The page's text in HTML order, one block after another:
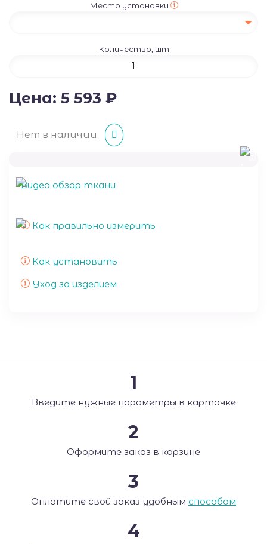
Место установки
Количество, шт
Цена: 5 593 ₽
Нет в наличии
50
Видео обзор ткани
Как правильно измерить
Как установить
Уход за изделием
1
Введите нужные параметры в карточке
2
Оформите заказ в корзине
3
Оплатите свой заказ удобным способом
4